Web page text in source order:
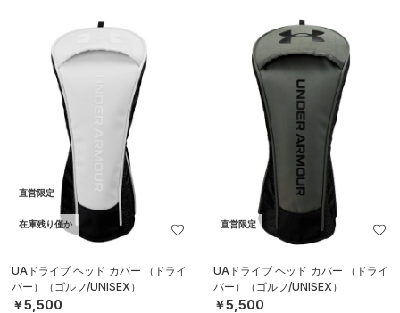
直営限定
在庫残り僅か
UAドライブ ヘッド カバー （ドライ
バー）（ゴルフ/UNISEX）
￥5,500
直営限定
UAドライブ ヘッド カバー （ドライ
バー）（ゴルフ/UNISEX）
￥5,500